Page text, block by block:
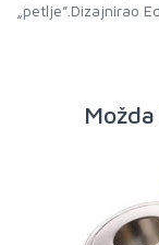
„petlje”.Dizajnirao